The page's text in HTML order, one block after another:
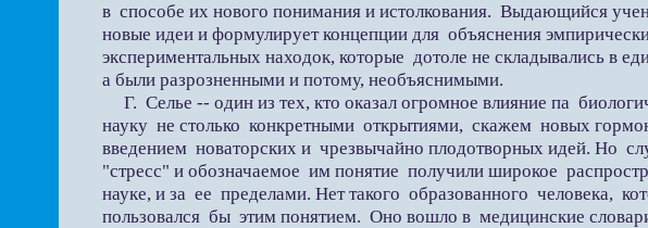
в способе их нового понимания и истолкования. Выдающийся
новые идеи и формулирует концепции для объяснения
экспериментальных находок, которые дотоле не складывались в
а были разрозненными и потому, необъяснимыми.
Г. Селье -- один из тех, кто оказал огромное влияние па
науку не столько конкретными открытиями, скажем новых
введением новаторских и чрезвычайно плодотворных идей. Но
"стресс" и обозначаемое им понятие получили широкое
науке, и за ее пределами. Нет такого образованного человека,
пользовался бы этим понятием. Оно вошло в медицинские